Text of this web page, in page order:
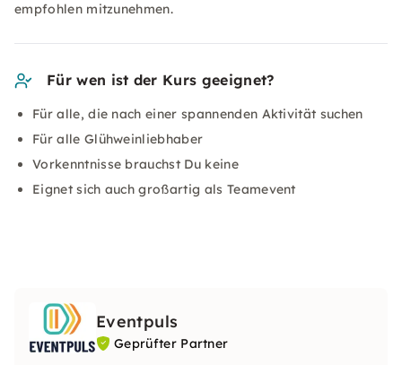
empfohlen mitzunehmen.
Für wen ist der Kurs geeignet?
Für alle, die nach einer spannenden Aktivität suchen
Für alle Glühweinliebhaber
Vorkenntnisse brauchst Du keine
Eignet sich auch großartig als Teamevent
Eventpuls
Geprüfter Partner